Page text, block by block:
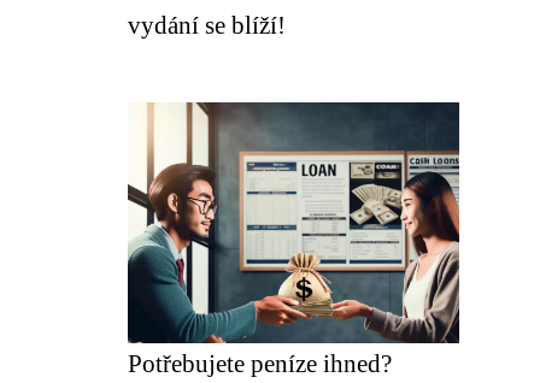
vydání se blíží!
Potřebujete peníze ihned?